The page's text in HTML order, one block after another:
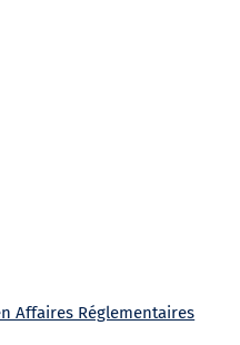
Affaires Réglementaires